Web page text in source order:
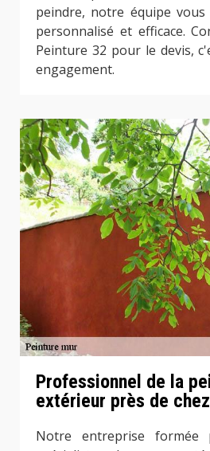
peindre, notre équipe
personnalisé et efficace.
Peinture 32 pour le devis,
engagement.
Professionnel de la
extérieur près de
Notre entreprise formée